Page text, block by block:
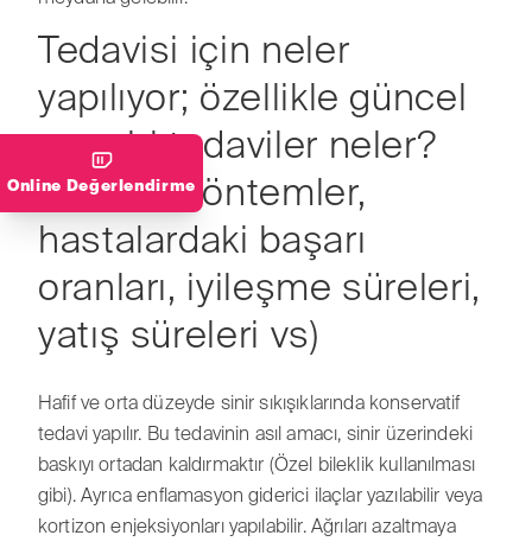
Online Değerlendirme
Tedavisi için neler
yapılıyor; özellikle güncel
cerrahi tedaviler neler?
(Cerrahi yöntemler,
hastalardaki başarı
oranları, iyileşme süreleri,
yatış süreleri vs)
Hafif ve orta düzeyde sinir sıkışıklarında konservatif
tedavi yapılır. Bu tedavinin asıl amacı, sinir üzerindeki
baskıyı ortadan kaldırmaktır (Özel bileklik kullanılması
gibi). Ayrıca enflamasyon giderici ilaçlar yazılabilir veya
kortizon enjeksiyonları yapılabilir. Ağrıları azaltmaya